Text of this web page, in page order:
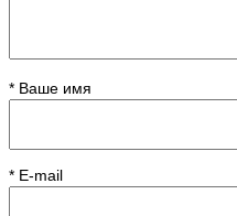
* Ваше имя
* E-mail